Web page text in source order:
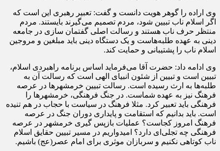
وی اراده را گوهر هویت دانست و گفت: تعبیر رهبری این است که
اگر اسلام ناب تبیین شود، مردم تصمیم می‌گیرند بایستند. مردم
منتظر حرف ناب هستند و رسالت اصلی گفتمان سازی در جامعه
دینی به عهده طلبه‌هاست و یک دستگاه دینی باید مبلغین و مروجین
اسلام ناب را پشتیبانی و حمایت کند.
وی ادامه داد: حضرت آقا می‌فرماید اساس برنامه راهبردی اسلام،
تبیین است و تبیین از شئون انبیای الهی است که رسالت آن به
طلبه‌ها به ارث رسیده است. رسالت تبیین خرمشهرها در عرصه
فرهنگ نیز به عهده شماست. در جنگ فرهنگی، خرمشهرها را
فرهنگی باید تعبیر کرد. مثلا فرهنگ در سیاست با حجاب در هم تنیده
است. باید بدانیم که استقامت و پایداری دوران جنگ در عرصه
فرهنگ امروز کجاست؟ عملیات بازپس گیری خرمشهر در عرصه
فرهنگی چه تجلی‌ای دارد؟ امیدواریم در مسیر تبیین حقایق اسلام
ناب کوتاهی نکنیم و سربازان موثری برای امام عصر(عج) باشیم.